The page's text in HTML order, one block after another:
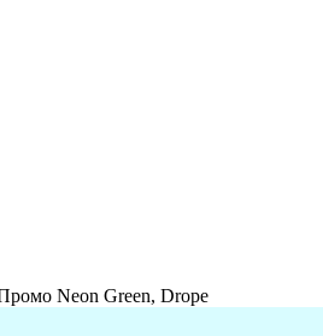
Neon Green, Drope